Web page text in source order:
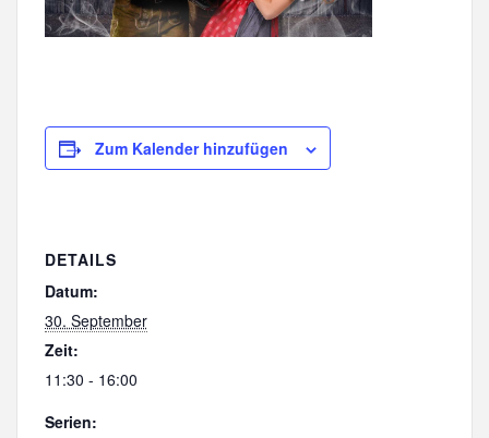
Zum Kalender hinzufügen
DETAILS
Datum:
30. September
Zeit:
11:30 - 16:00
Serien: